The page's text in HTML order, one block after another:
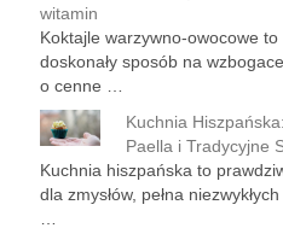
witamin
Koktajle warzywno-owocowe to
doskonały sposób na
o cenne …
Kuchnia
Paella i Tradycyjne
Kuchnia hiszpańska to
dla zmysłów, pełna